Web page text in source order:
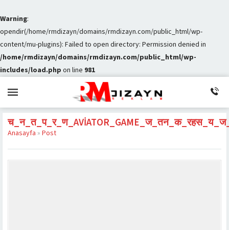
Warning:
opendir(/home/rmdizayn/domains/rmdizayn.com/public_html/wp-
content/mu-plugins): Failed to open directory: Permission denied in
/home/rmdizayn/domains/rmdizayn.com/public_html/wp-
includes/load.php on line 981
Anasayfa » Post